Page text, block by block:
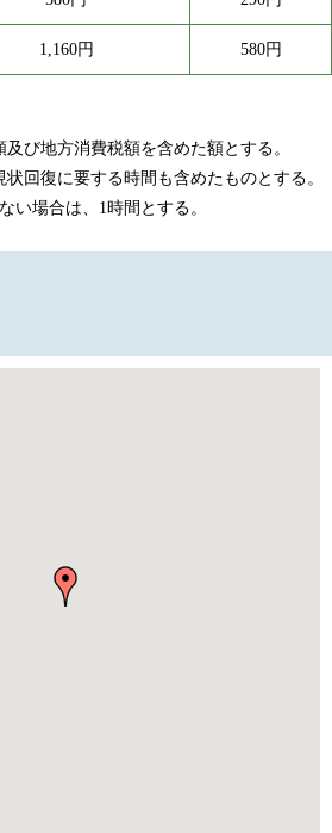
1,160円 580円
び地方消費税額を含めた額とする。
回復に要する時間も含めたものとする。
い場合は、1時間とする。